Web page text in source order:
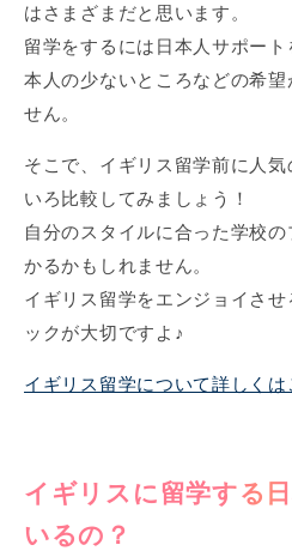
はさまざまだと思います。
留学をするには日本人サポー
本人の少ないところなどの希
せん。
そこで、イギリス留学前に人
いろ比較してみましょう！
自分のスタイルに合った学校
かるかもしれません。
イギリス留学をエンジョイさ
ックが大切ですよ♪
イギリス留学について詳しくは
イギリスに留学する
いるの？